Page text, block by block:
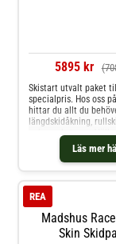
5895 kr
Läs mer
Skistart utvalt paket till
specialpris. Hos oss
hittar du allt du
längdskidåkning,
och mycket mer.
Madshus
Skin
REA